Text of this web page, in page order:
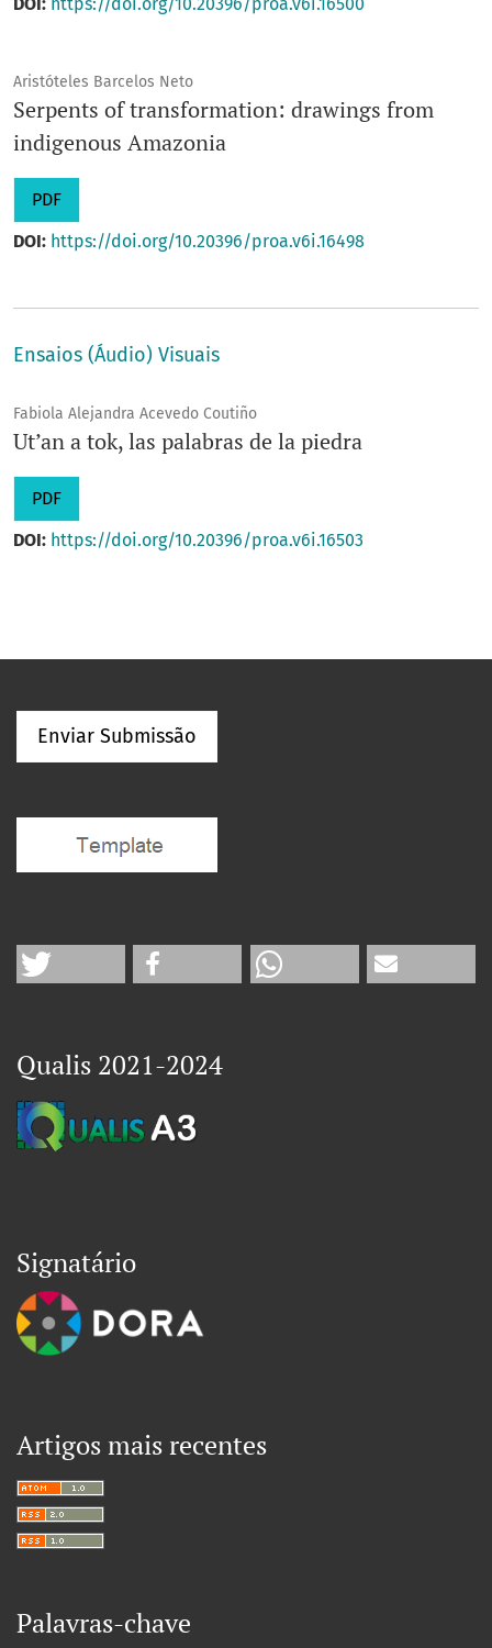
Aristóteles Barcelos Neto
Serpents of transformation: drawings from
indigenous Amazonia
PDF
DOI: https://doi.org/10.20396/proa.v6i.16498
Ensaios (Áudio) Visuais
Fabiola Alejandra Acevedo Coutiño
Ut’an a tok, las palabras de la piedra
PDF
DOI: https://doi.org/10.20396/proa.v6i.16503
Enviar Submissão
Qualis 2021-2024
Signatário
Artigos mais recentes
Palavras-chave